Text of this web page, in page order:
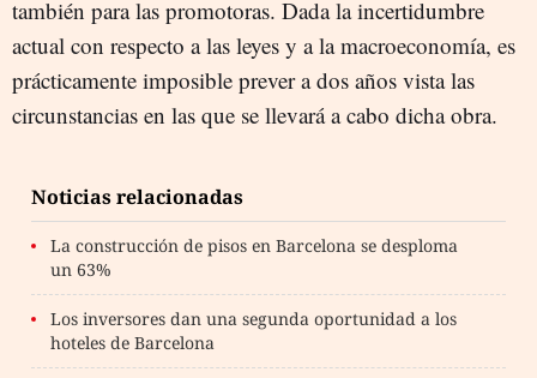
también para las promotoras. Dada la incertidumbre
actual con respecto a las leyes y a la macroeconomía, es
prácticamente imposible prever a dos años vista las
circunstancias en las que se llevará a cabo dicha obra.
Noticias relacionadas
La construcción de pisos en Barcelona se desploma
un 63%
Los inversores dan una segunda oportunidad a los
hoteles de Barcelona